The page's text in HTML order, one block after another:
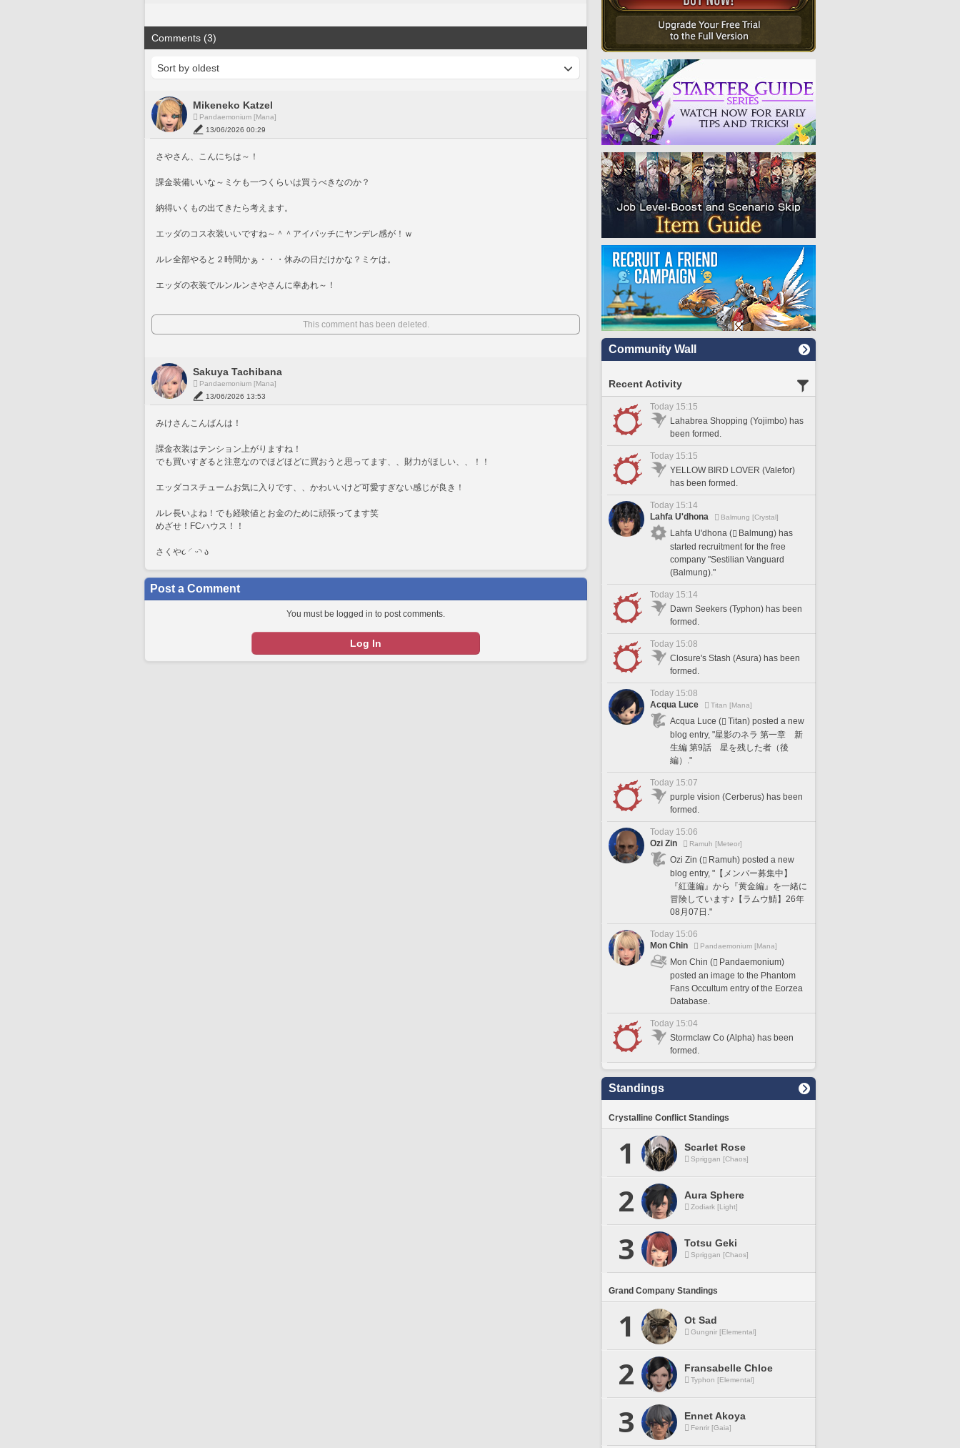
Comments (3)
Mikeneko Katzel
Pandaemonium [Mana]
13/06/2026 00:29
さやさん、こんにちは～！
課金装備いいな～ミケも一つくらいは買うべきなのか？
納得いくもの出てきたら考えます。
エッダのコス衣装いいですね～＾＾アイパッチにヤンデレ感が！ｗ
ルレ全部やると２時間かぁ・・・休みの日だけかな？ミケは。
エッダの衣装でルンルンさやさんに幸あれ～！
This comment has been deleted.
Sakuya Tachibana
Pandaemonium [Mana]
13/06/2026 13:53
みけさんこんばんは！
課金衣装はテンション上がりますね！
でも買いすぎると注意なのでほどほどに買おうと思ってます、、財力がほしい、、！！
エッダコスチュームお気に入りです、、かわいいけど可愛すぎない感じが良き！
ルレ長いよね！でも経験値とお金のために頑張ってます笑
めざせ！FCハウス！！
さくや૮ ◜ᵕ◝ ა
Post a Comment
You must be logged in to post comments.
Log In
Community Wall
Recent Activity
Today 15:15
Lahabrea Shopping (Yojimbo) has
been formed.
Today 15:15
YELLOW BIRD LOVER (Valefor)
has been formed.
Today 15:14
Lahfa U'dhona
Balmung [Crystal]
Lahfa U'dhona (
Balmung) has
started recruitment for the free
company "Sestilian Vanguard
(Balmung)."
Today 15:14
Dawn Seekers (Typhon) has been
formed.
Today 15:08
Closure's Stash (Asura) has been
formed.
Today 15:08
Acqua Luce
Titan [Mana]
Acqua Luce (
Titan) posted a new
blog entry, "星影のネラ 第一章 新
生編 第9話 星を残した者（後
編）."
Today 15:07
purple vision (Cerberus) has been
formed.
Today 15:06
Ozi Zin
Ramuh [Meteor]
Ozi Zin (
Ramuh) posted a new
blog entry, "【メンバー募集中】
『紅蓮編』から『黄金編』を一緒に
冒険しています♪【ラムウ鯖】26年
08月07日."
Today 15:06
Mon Chin
Pandaemonium [Mana]
Mon Chin (
Pandaemonium)
posted an image to the Phantom
Fans Occultum entry of the Eorzea
Database.
Today 15:04
Stormclaw Co (Alpha) has been
formed.
Standings
Crystalline Conflict Standings
1 Scarlet Rose
Spriggan [Chaos]
2 Aura Sphere
Zodiark [Light]
3 Totsu Geki
Spriggan [Chaos]
Grand Company Standings
1 Ot Sad
Gungnir [Elemental]
2 Fransabelle Chloe
Typhon [Elemental]
3 Ennet Akoya
Fenrir [Gaia]